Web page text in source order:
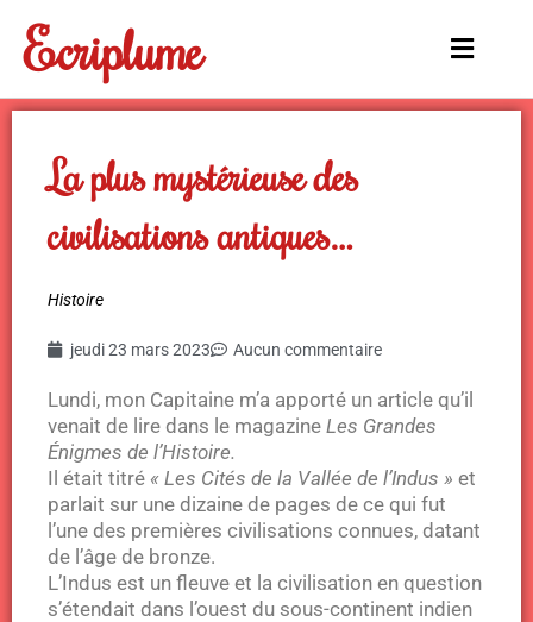
contenu
Ecriplume
Main
La plus mystérieuse des
civilisations antiques…
Histoire
jeudi 23 mars 2023 Aucun commentaire
Lundi, mon Capitaine m’a apporté un article qu’il
venait de lire dans le magazine Les Grandes
Énigmes de l’Histoire.
Il était titré « Les Cités de la Vallée de l’Indus » et
parlait sur une dizaine de pages de ce qui fut
l’une des premières civilisations connues, datant
de l’âge de bronze.
L’Indus est un fleuve et la civilisation en question
s’étendait dans l’ouest du sous-continent indien